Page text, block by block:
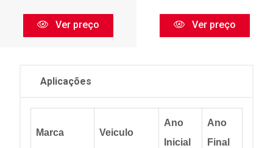
Ver preço Ver preço
Aplicações
Marca Veiculo
Ano
Inicial
Ano
Final